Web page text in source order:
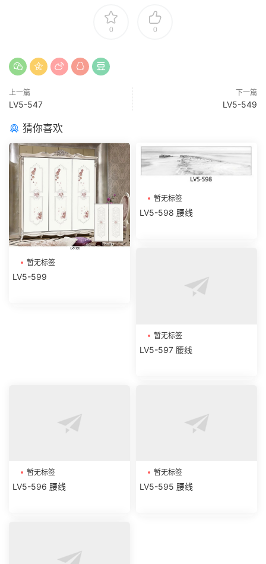
0 0
上一篇
LV5-547
下一篇
LV5-549
猜你喜欢
暂无标签
LV5-599
暂无标签
LV5-598 腰线